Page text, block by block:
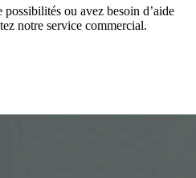
ou avez besoin d’aide
notre service commercial.